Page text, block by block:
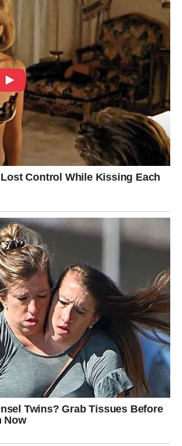
i razumevanjem.
mnogo razloga za optimizam, osmeh
uspesi, finansijsko poboljšanje,
lepe vesti pokazaće da se
nabolje u samo jednom danu. Ovo
prihvatite nove prilike i sa više vere
dolazi.
slavlje imaće Blizanci, Lavovi, Vodolije i
njima zvezde donose najveću radost,
će im dugo ostati u lepom sećanju.
priliku da ovaj petak pretvori u dan
dobrim odlukama i osećajem da su pred
dani. Otvorite srce za sve lepo što vam
danas imaju posebno lepe
pripadnike Zodijaka.